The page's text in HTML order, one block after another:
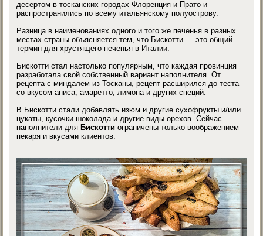
десертом в тосканских городах Флоренция и Прато и
распространились по всему итальянскому полуострову.
Разница в наименованиях одного и того же печенья в разных
местах страны объясняется тем, что Бискотти — это общий
термин для хрустящего печенья в Италии.
Бискотти стал настолько популярным, что каждая провинция
разработала свой собственный вариант наполнителя. От
рецепта с миндалем из Тосканы, рецепт расширился до теста
со вкусом аниса, амаретто, лимона и других специй.
В Бискотти стали добавлять изюм и другие сухофрукты и/или
цукаты, кусочки шоколада и другие виды орехов. Сейчас
наполнители для Бискотти ограничены только воображением
пекаря и вкусами клиентов.